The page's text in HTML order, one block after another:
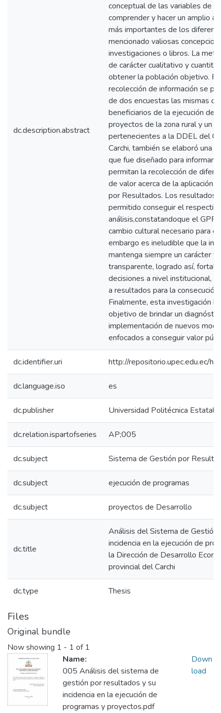
dc.description.abstract
conceptual de las variables de
comprender y hacer un amplio
más importantes de los
mencionado valiosas
investigaciones o libros. La
de carácter cualitativo y
obtener la población objetivo.
recolección de información se
de dos encuestas las mismas
beneficiarios de la ejecución de
proyectos de la zona rural y un
pertenecientes a la DDEL del
Carchi, también se elaboró una
que fue diseñado para
permitan la recolección de
de valor acerca de la aplicación
por Resultados. Los resultados
permitido conseguir el
análisis,constatandoque el GPR
cambio cultural necesario para
embargo es ineludible que la
mantenga siempre un carácter
transparente, logrado así,
decisiones a nivel institucional,
a resultados para la
Finalmente, esta investigación
objetivo de brindar un
implementación de nuevos
enfocados a conseguir valor
dc.identifier.uri http://repositorio.upec.edu.ec/
dc.language.iso es
dc.publisher Universidad Politécnica Estatal
dc.relation.ispartofseries AP;005
dc.subject Sistema de Gestión por
dc.subject ejecución de programas
dc.subject proyectos de Desarrollo
dc.title
Análisis del Sistema de Gestión
incidencia en la ejecución de
la Dirección de Desarrollo
provincial del Carchi
dc.type Thesis
Files
Original bundle
Now showing 1 - 1 of 1
Name:
005 Análisis del sistema de
gestión por resultados y su
incidencia en la ejecución de
programas y proyectos.pdf
Down
load